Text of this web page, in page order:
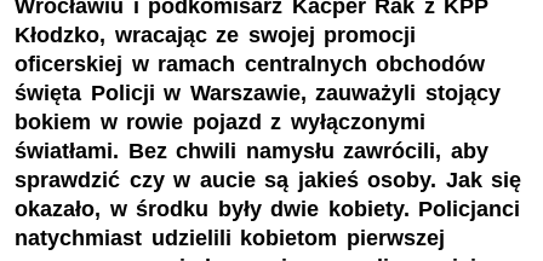
Wrocławiu i podkomisarz Kacper Rak z KPP
Kłodzko, wracając ze swojej promocji
oficerskiej w ramach centralnych obchodów
święta Policji w Warszawie, zauważyli stojący
bokiem w rowie pojazd z wyłączonymi
światłami. Bez chwili namysłu zawrócili, aby
sprawdzić czy w aucie są jakieś osoby. Jak się
okazało, w środku były dwie kobiety. Policjanci
natychmiast udzielili kobietom pierwszej